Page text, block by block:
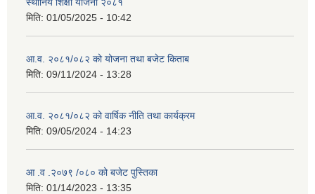
मिति: 01/05/2025 - 10:42
आ.व. २०८१/०८२ को योजना तथा बजेट किताब
मिति: 09/11/2024 - 13:28
आ.व. २०८१/०८२ को वार्षिक नीति तथा कार्यक्रम
मिति: 09/05/2024 - 14:23
आ .व .२०७९ /०८० को बजेट पुस्तिका
मिति: 01/14/2023 - 13:35